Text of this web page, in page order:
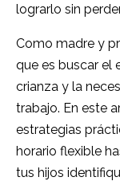
lograrlo sin
Como madre y
que es buscar el
crianza y la
trabajo. En este
estrategias
horario flexible
tus hijos